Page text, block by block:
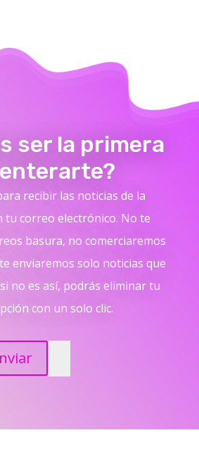
ser la primera
recibir las noticias de la
tu correo electrónico. No te
basura, no comerciaremos
enviaremos solo noticias que
no es así, podrás eliminar tu
con un solo clic.